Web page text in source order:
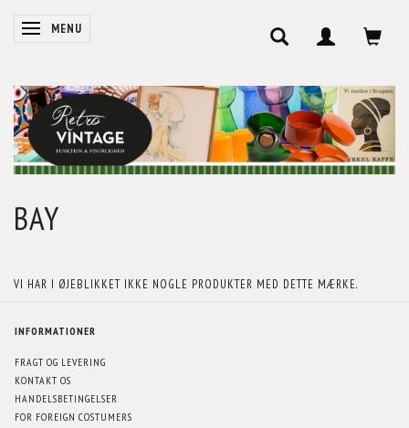
SKIFTE NAVIGATION
MENU
BAY
VI HAR I ØJEBLIKKET IKKE NOGLE PRODUKTER MED DETTE MÆRKE.
INFORMATIONER
FRAGT OG LEVERING
KONTAKT OS
HANDELSBETINGELSER
FOR FOREIGN COSTUMERS